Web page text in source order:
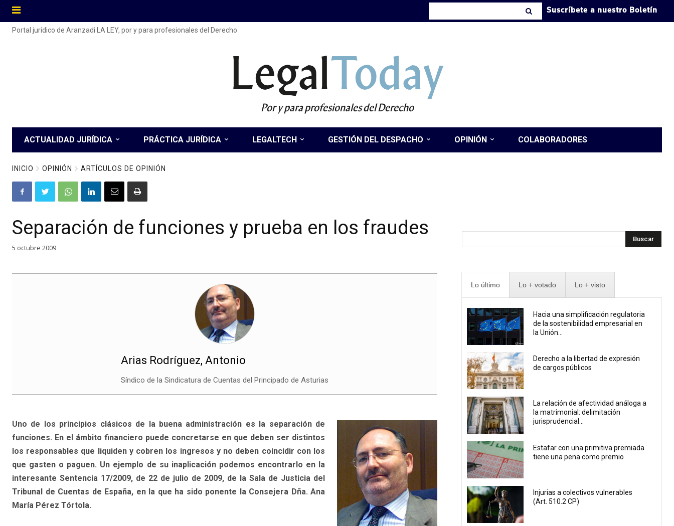
Suscríbete a nuestro Boletín
Portal jurídico de Aranzadi LA LEY, por y para profesionales del Derecho
LegalToday
Por y para profesionales del Derecho
ACTUALIDAD JURÍDICA PRÁCTICA JURÍDICA LEGALTECH GESTIÓN DEL DESPACHO OPINIÓN COLABORADORES
INICIO OPINIÓN ARTÍCULOS DE OPINIÓN
Separación de funciones y prueba en los fraudes
5 octubre 2009
Arias Rodríguez, Antonio
Síndico de la Sindicatura de Cuentas del Principado de Asturias
Uno de los principios clásicos de la buena administración es la separación de
funciones. En el ámbito financiero puede concretarse en que deben ser distintos
los responsables que liquiden y cobren los ingresos y no deben coincidir con los
que gasten o paguen. Un ejemplo de su inaplicación podemos encontrarlo en la
interesante Sentencia 17/2009, de 22 de julio de 2009, de la Sala de Justicia del
Tribunal de Cuentas de España, en la que ha sido ponente la Consejera Dña. Ana
María Pérez Tórtola.
Buscar
Lo último Lo + votado Lo + visto
Hacia una simplificación regulatoria
de la sostenibilidad empresarial en
la Unión...
Derecho a la libertad de expresión
de cargos públicos
La relación de afectividad análoga a
la matrimonial: delimitación
jurisprudencial...
Estafar con una primitiva premiada
tiene una pena como premio
Injurias a colectivos vulnerables
(Art. 510.2 CP)